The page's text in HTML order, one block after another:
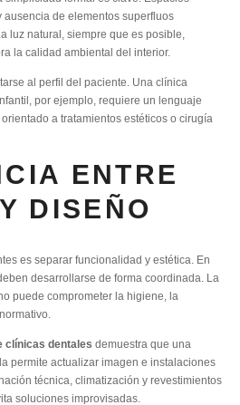
de elementos superfluos
luz natural, siempre que es posible,
la calidad ambiental del interior.
al perfil del paciente. Una clínica
por ejemplo, requiere un lenguaje
a tratamientos estéticos o cirugía
ENTRE
DISEÑO
es separar funcionalidad y estética. En
desarrollarse de forma coordinada. La
puede comprometer la higiene, la
clínicas dentales demuestra que una
permite actualizar imagen e instalaciones
técnica, climatización y revestimientos
soluciones improvisadas.